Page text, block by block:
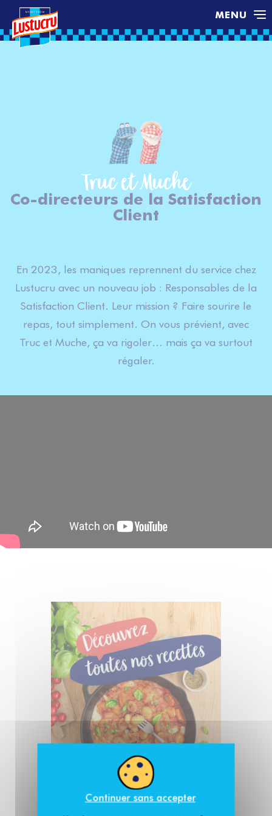
MENU
Truc et Muche
Co-directeurs de la Satisfaction
Client
En 2023, les maniques reprennent du service chez
Lustucru avec un nouveau job : Responsables de la
Satisfaction Client. Leur mission ? Faire sourire le
repas, tout simplement. On vous prévient, avec
Truc et Muche, ça va rigoler… mais ça va surtout
régaler.
J'y vais !
Continuer sans accepter